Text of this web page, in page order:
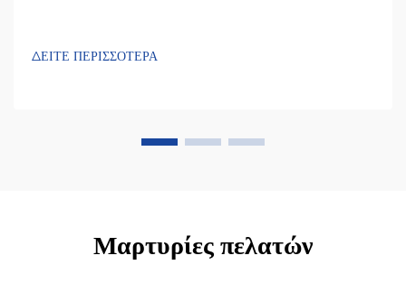
ΔΕΙΤΕ ΠΕΡΙΣΣΟΤΕΡΑ
Μαρτυρίες πελατών